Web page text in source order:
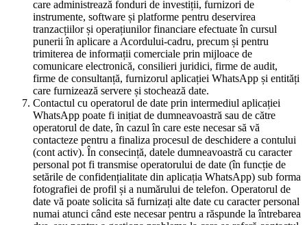
care administrează fonduri de investiții, furnizori de
instrumente, software și platforme pentru deservirea
tranzacțiilor și operațiunilor financiare efectuate în cursul
punerii în aplicare a Acordului-cadru, precum și pentru
trimiterea de informații comerciale prin mijloace de
comunicare electronică, consilieri juridici, firme de audit,
firme de consultanță, furnizorul aplicației WhatsApp și entități
care furnizează servere și stochează date.
Contactul cu operatorul de date prin intermediul aplicației
WhatsApp poate fi inițiat de dumneavoastră sau de către
operatorul de date, în cazul în care este necesar să vă
contacteze pentru a finaliza procesul de deschidere a contului
(cont activ). În consecință, datele dumneavoastră cu caracter
personal pot fi transmise operatorului de date (în funcție de
setările de confidențialitate din aplicația WhatsApp) sub forma
fotografiei de profil și a numărului de telefon. Operatorul de
date vă poate solicita să furnizați alte date cu caracter personal
numai atunci când este necesar pentru a răspunde la întrebarea